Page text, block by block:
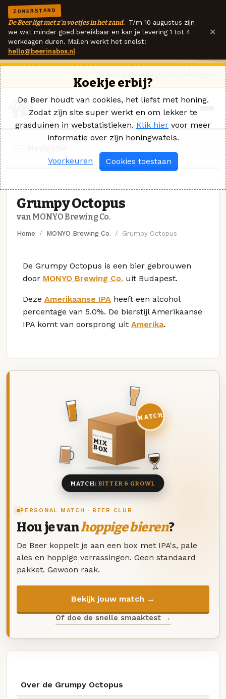
ZOMERSTAND
De Beer ligt met z'n voetjes in het zand. T/m 10 augustus zijn
we wat minder goed bereikbaar en kan je levering 1 tot 4
werkdagen duren. Mailen werkt het snelst:
hello@beerinabox.nl
×
Grumpy Octopus
van MONYO Brewing Co.
Home MONYO Brewing Co. Grumpy Octopus
De Grumpy Octopus is een bier gebrouwen
door MONYO Brewing Co. uit Budapest.
Deze Amerikaanse IPA heeft een alcohol
percentage van 5.0%. De bierstijl Amerikaanse
IPA komt van oorsprong uit Amerika.
PERSONAL MATCH · BEER CLUB
Hou je vanhoppige bieren?
De Beer koppelt je aan een box met IPA's, pale
ales en hoppige verrassingen. Geen standaard
pakket. Gewoon raak.
Bekijk jouw match →
Of doe de snelle smaaktest →
DEZE MAAND
MIX
BOX
8 BIEREN
MATCH
MATCH: BITTER & GROWL
Over de Grumpy Octopus
Koekje erbij?
De Beer houdt van cookies, het liefst met honing.
Zodat zijn site super werkt en om lekker te
grasduinen in webstatistieken. Klik hier voor meer
informatie over zijn honingwafels.
Voorkeuren Cookies toestaan